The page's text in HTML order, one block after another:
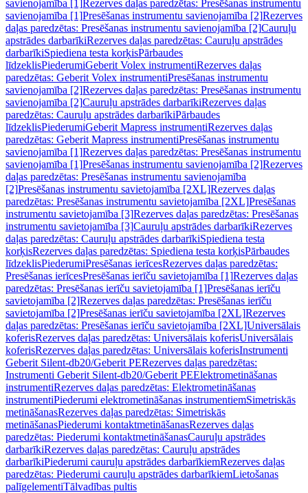
savienojamība [1]Rezerves daļas paredzētas: Presēšanas instrumentu
savienojamība [1]Presēšanas instrumentu savienojamība [2]Rezerves
daļas paredzētas: Presēšanas instrumentu savienojamība [2]Cauruļu
apstrādes darbarīkiRezerves daļas paredzētas: Cauruļu apstrādes
darbarīkiSpiediena testa korķisPārbaudes
līdzeklisPiederumiGeberit Volex instrumentiRezerves daļas
paredzētas: Geberit Volex instrumentiPresēšanas instrumentu
savienojamība [2]Rezerves daļas paredzētas: Presēšanas instrumentu
savienojamība [2]Cauruļu apstrādes darbarīkiRezerves daļas
paredzētas: Cauruļu apstrādes darbarīkiPārbaudes
līdzeklisPiederumiGeberit Mapress instrumentiRezerves daļas
paredzētas: Geberit Mapress instrumentiPresēšanas instrumentu
savienojamība [1]Rezerves daļas paredzētas: Presēšanas instrumentu
savienojamība [1]Presēšanas instrumentu savienojamība [2]Rezerves
daļas paredzētas: Presēšanas instrumentu savienojamība
[2]Presēšanas instrumentu savietojamība [2XL]Rezerves daļas
paredzētas: Presēšanas instrumentu savietojamība [2XL]Presēšanas
instrumentu savietojamība [3]Rezerves daļas paredzētas: Presēšanas
instrumentu savietojamība [3]Cauruļu apstrādes darbarīkiRezerves
daļas paredzētas: Cauruļu apstrādes darbarīkiSpiediena testa
korķisRezerves daļas paredzētas: Spiediena testa korķisPārbaudes
līdzeklisPiederumiPresēšanas ierīcesRezerves daļas paredzētas:
Presēšanas ierīcesPresēšanas ierīču savietojamība [1]Rezerves daļas
paredzētas: Presēšanas ierīču savietojamība [1]Presēšanas ierīču
savietojamība [2]Rezerves daļas paredzētas: Presēšanas ierīču
savietojamība [2]Presēšanas ierīču savietojamība [2XL]Rezerves
daļas paredzētas: Presēšanas ierīču savietojamība [2XL]Universālais
koferisRezerves daļas paredzētas: Universālais koferisUniversālais
koferisRezerves daļas paredzētas: Universālais koferisInstrumenti
Geberit Silent-db20/Geberit PERezerves daļas paredzētas:
Instrumenti Geberit Silent-db20/Geberit PEElektrometināšanas
instrumentiRezerves daļas paredzētas: Elektrometināšanas
instrumentiPiederumi elektrometināšanas instrumentiemSimetriskās
metināšanasRezerves daļas paredzētas: Simetriskās
metināšanasPiederumi kontaktmetināšanasRezerves daļas
paredzētas: Piederumi kontaktmetināšanasCauruļu apstrādes
darbarīkiRezerves daļas paredzētas: Cauruļu apstrādes
darbarīkiPiederumi cauruļu apstrādes darbarīkiemRezerves daļas
paredzētas: Piederumi cauruļu apstrādes darbarīkiemLietošanas
palīgelementiTālvadības pultis